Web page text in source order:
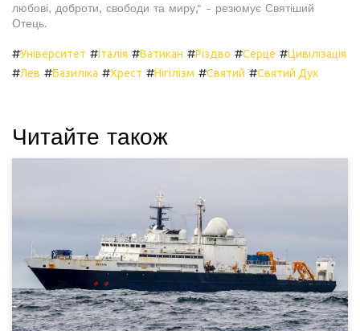
любові, доброти, свободи та миру," - резюмує Святіший
Отець.
#Університет #Італія #Ватикан #Різдво #Серце #Цивілізація
#Лев #Базиліка #Хрест #Нігілізм #Святий #Святий Дух
Читайте також